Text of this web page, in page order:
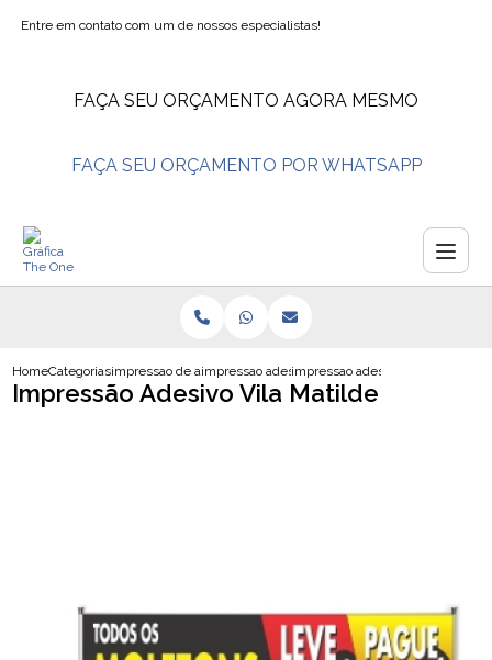
Entre em contato com um de nossos especialistas!
FAÇA SEU ORÇAMENTO AGORA MESMO
FAÇA SEU ORÇAMENTO POR WHATSAPP
HomeCategoriasimpressao de adesivosimpressao adesivo de paredeimpressao adesivo vila matilde
Impressão Adesivo Vila Matilde